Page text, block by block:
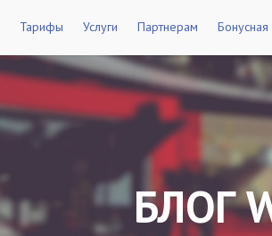
Тарифы Услуги Партнерам
БЛОГ